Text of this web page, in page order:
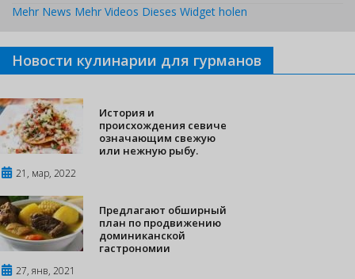
Mehr News Mehr Videos Dieses Widget holen
Новости кулинарии для гурманов
История и
происхождения севиче
означающим свежую
или нежную рыбу.
21, мар, 2022
Предлагают обширный
план по продвижению
доминиканской
гастрономии
27, янв, 2021